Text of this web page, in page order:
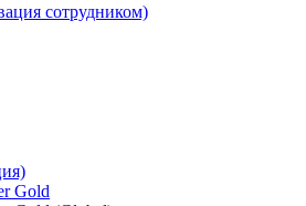
сотрудником)
Gold